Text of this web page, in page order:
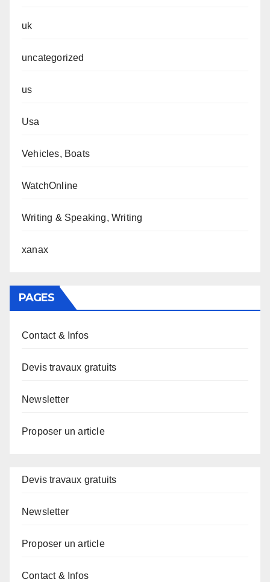
uk
uncategorized
us
Usa
Vehicles, Boats
WatchOnline
Writing & Speaking, Writing
xanax
PAGES
Contact & Infos
Devis travaux gratuits
Newsletter
Proposer un article
Devis travaux gratuits
Newsletter
Proposer un article
Contact & Infos